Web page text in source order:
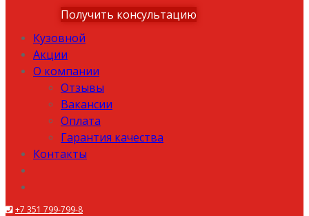
Получить консультацию
Кузовной
Акции
О компании
Отзывы
Вакансии
Оплата
Гарантия качества
Контакты
+7 351 799-799-8